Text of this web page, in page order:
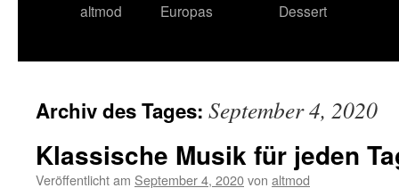
altmod
Europas
Dessert
Archiv des Tages: September 4, 2020
Klassische Musik für jeden
Veröffentlicht am September 4, 2020von altmod